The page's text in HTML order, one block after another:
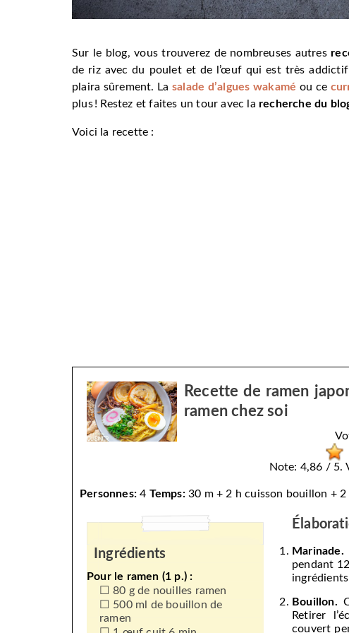
Sur le blog, vous trouverez de nombreuses autres
de riz avec du poulet et de l’œuf qui est très
plaira sûrement. Lasalade d’algues wakamé ou ce
plus ! Restez et faites un tour avec la recherche du
Voici la recette :
Recette de ramen
ramen chez soi
Note: 4,86 / 5.
Personnes: 4 Temps: 30 m+ 2 h cuisson bouillon + 2
Ingrédients
Pour le ramen (1 p.) :
80 g de nouilles ramen
500 ml de bouillon de
ramen
Marinade.
pendant
Bouillon.
Retirer
couvert